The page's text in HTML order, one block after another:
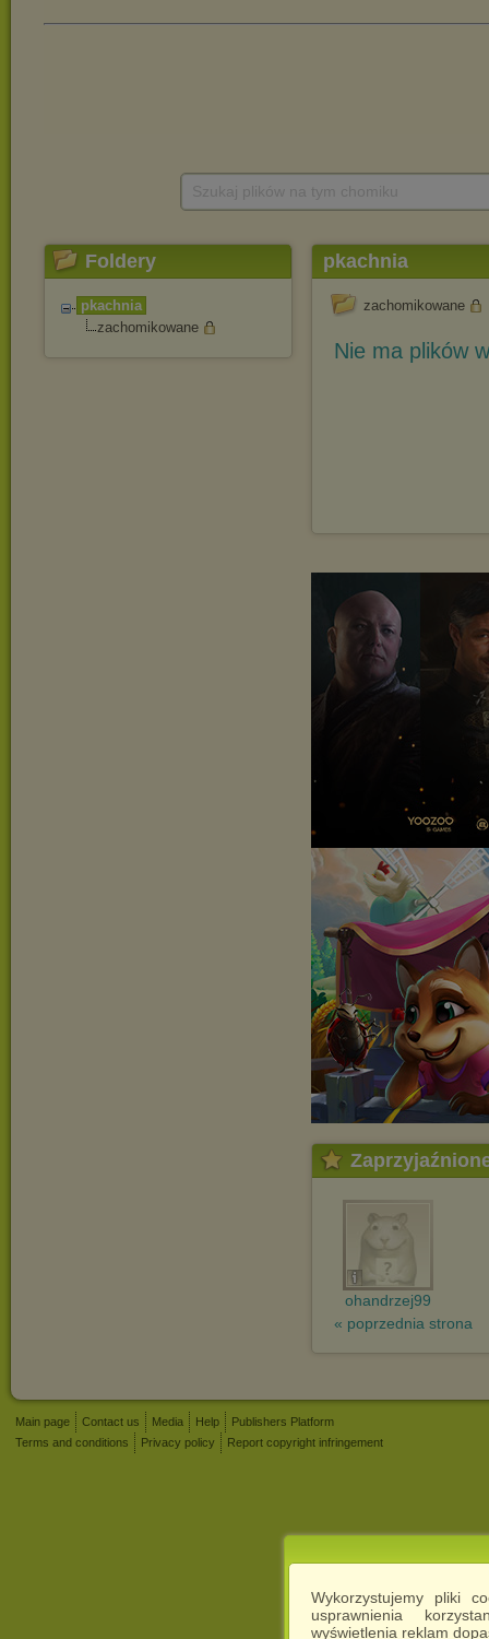
Wykorzystujemy pliki
usprawnienia
wyświetlenia reklam
Foldery
pkachnia
zachomikowane
pkachnia
zachomikowane
Nie ma plików
ohandrzej99
« poprzednia strona
Main page Contact us Media Help
Publishers Platform
Terms and conditions
Privacy policy Report copyright infringement